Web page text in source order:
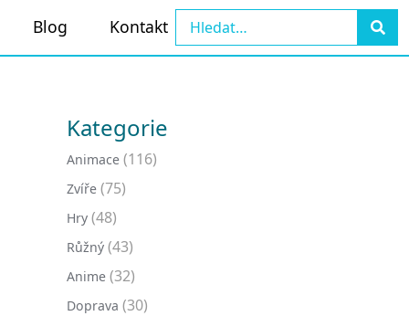
Blog Kontakt
Kategorie
Animace (116)
Zvíře (75)
Hry (48)
Růžný (43)
Anime (32)
Doprava (30)